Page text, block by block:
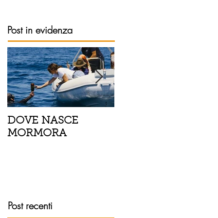
Post in evidenza
DOVE NASCE
MORMORA
Post recenti